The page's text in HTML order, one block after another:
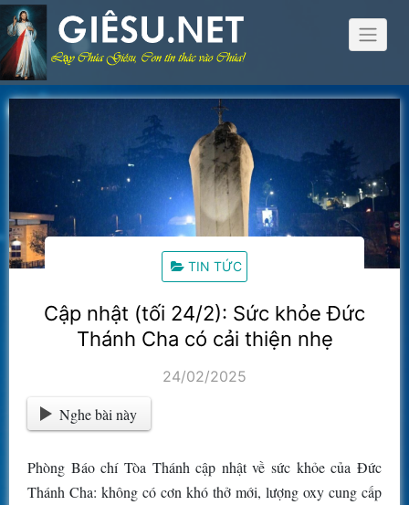
Skip
to
content
TIN TỨC
Cập nhật (tối 24/2): Sức khỏe Đức
Thánh Cha có cải thiện nhẹ
24/02/2025
Nghe bài này
Phòng Báo chí Tòa Thánh cập nhật về sức khỏe của Đức
Thánh Cha: không có cơn khó thở mới, lượng oxy cung cấp